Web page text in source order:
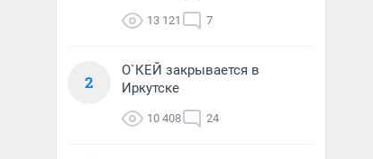
13 121 7
2
О`КЕЙ закрывается в
Иркутске
10 408 24